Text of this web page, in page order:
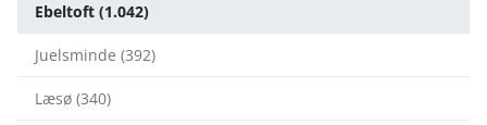
Ebeltoft (1.042)
Juelsminde (392)
Læsø (340)